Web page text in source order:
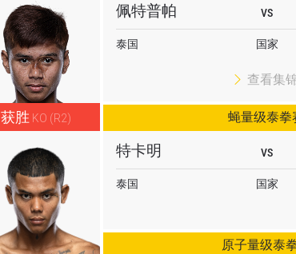
蝇量级泰拳
获胜 KO (R2)
佩特普帕 VS
泰国 国家
查看集
原子量级泰
特卡明 VS
泰国 国家
对手
多
冠军赛，现在注册获得权限了解最新资讯、解
得直播场次的最佳座位！